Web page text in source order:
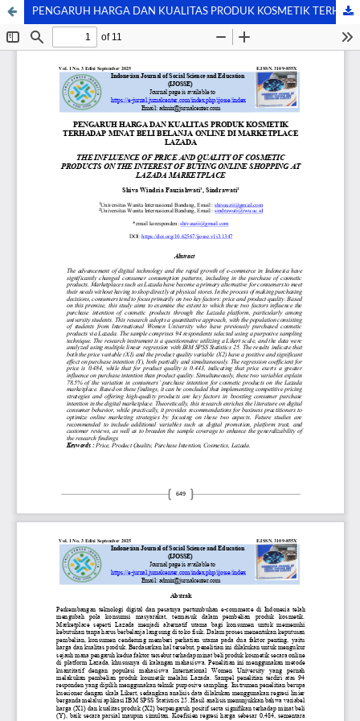
PENGARUH HARGA DAN KUALITAS PRODUK KOSMETIK TERHADAP MINAT BELI BELANJA ONLINE DI MARKETPLACE LAZADA